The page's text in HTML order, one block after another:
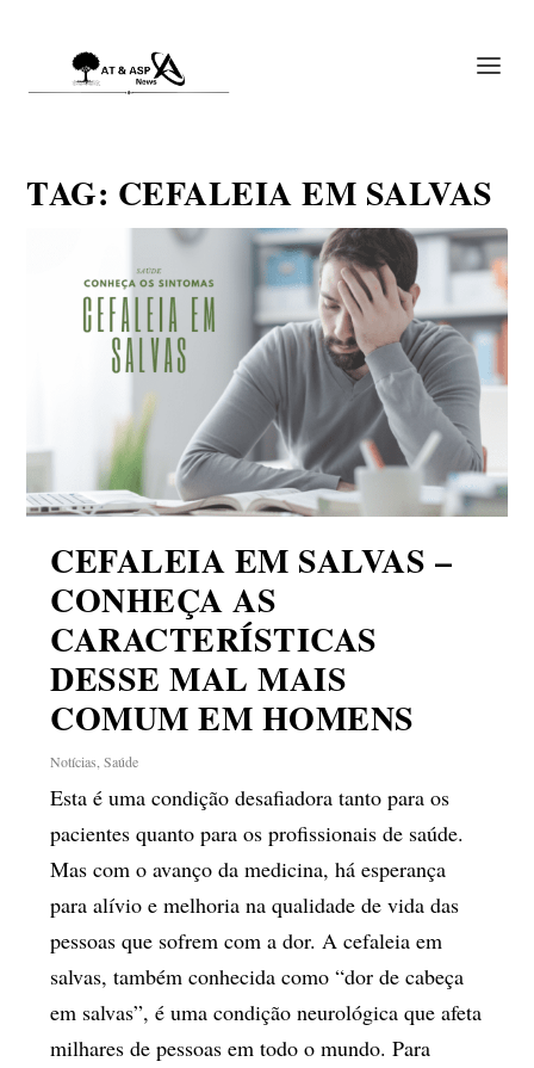
TAG: CEFALEIA EM SALVAS
CEFALEIA EM SALVAS –
CONHEÇA AS
CARACTERÍSTICAS
DESSE MAL MAIS
COMUM EM HOMENS
Notícias ,Saúde
Esta é uma condição desafiadora tanto para os
pacientes quanto para os profissionais de saúde.
Mas com o avanço da medicina, há esperança
para alívio e melhoria na qualidade de vida das
pessoas que sofrem com a dor. A cefaleia em
salvas, também conhecida como “dor de cabeça
em salvas”, é uma condição neurológica que afeta
milhares de pessoas em todo o mundo. Para